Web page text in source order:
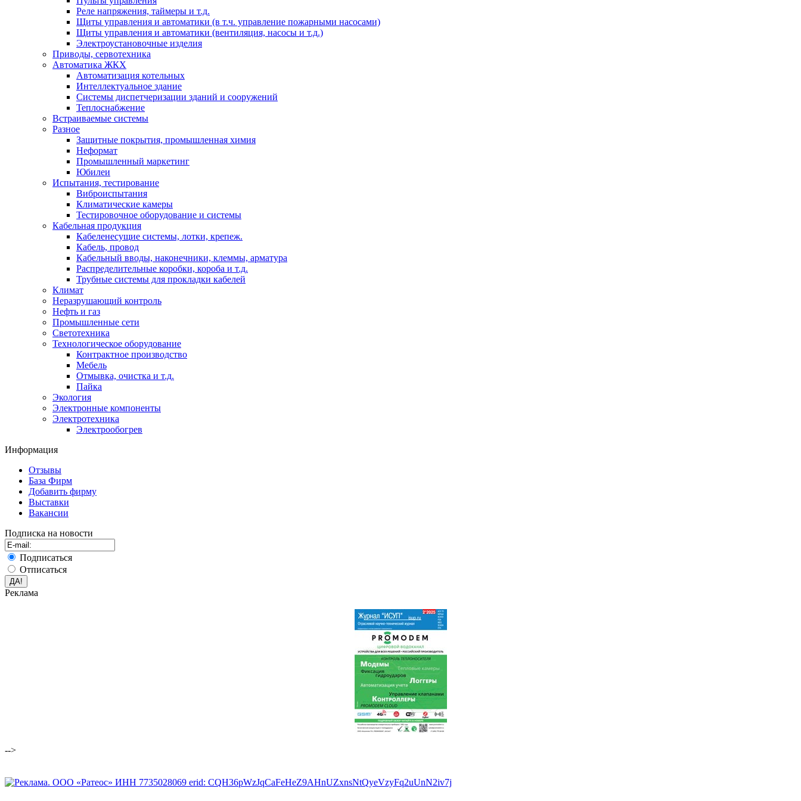
Реле напряжения, таймеры и т.д.
Щиты управления и автоматики (в т.ч. управление пожарными насосами)
Щиты управления и автоматики (вентиляция, насосы и т.д.)
Электроустановочные изделия
Приводы, сервотехника
Автоматика ЖКХ
Автоматизация котельных
Интеллектуальное здание
Системы диспетчеризации зданий и сооружений
Теплоснабжение
Встраиваемые системы
Разное
Защитные покрытия, промышленная химия
Неформат
Промышленный маркетинг
Юбилеи
Испытания, тестирование
Виброиспытания
Климатические камеры
Тестировочное оборудование и системы
Кабельная продукция
Кабеленесущие системы, лотки, крепеж.
Кабель, провод
Кабельный вводы, наконечники, клеммы, арматура
Распределительные коробки, короба и т.д.
Трубные системы для прокладки кабелей
Климат
Неразрушающий контроль
Нефть и газ
Промышленные сети
Светотехника
Технологическое оборудование
Контрактное производство
Мебель
Отмывка, очистка и т.д.
Пайка
Экология
Электронные компоненты
Электротехника
Электрообогрев
Информация
Отзывы
База Фирм
Добавить фирму
Выставки
Вакансии
Подписка на новости
Подписаться
Отписаться
Реклама
-->